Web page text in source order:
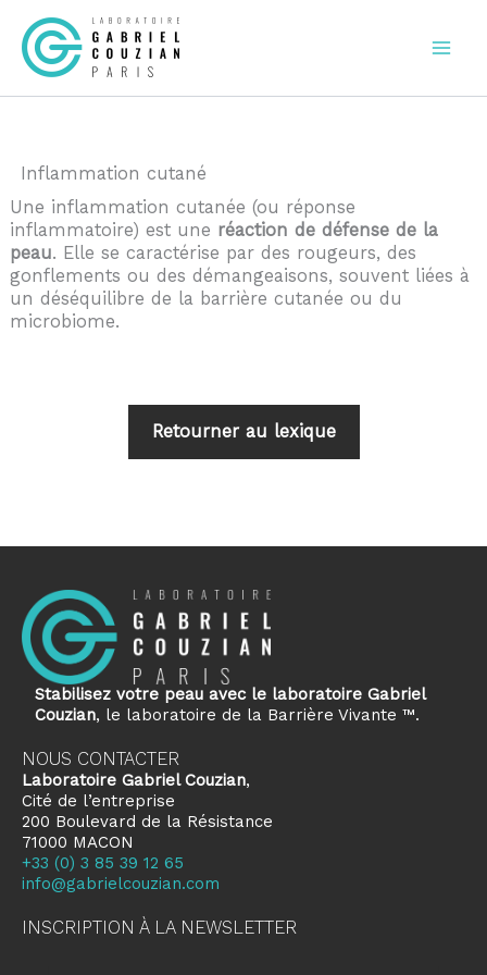
contenu
Inflammation cutané
Une inflammation cutanée (ou réponse
inflammatoire) est une réaction de défense de la
peau. Elle se caractérise par des rougeurs, des
gonflements ou des démangeaisons, souvent liées à
un déséquilibre de la barrière cutanée ou du
microbiome.
Retourner au lexique
Stabilisez votre peau avec le laboratoire Gabriel
Couzian, le laboratoire de la Barrière Vivante ™.
NOUS CONTACTER
Laboratoire Gabriel Couzian,
Cité de l’entreprise
200 Boulevard de la Résistance
71000 MACON
+33 (0) 3 85 39 12 65
info@gabrielcouzian.com
INSCRIPTION À LA NEWSLETTER